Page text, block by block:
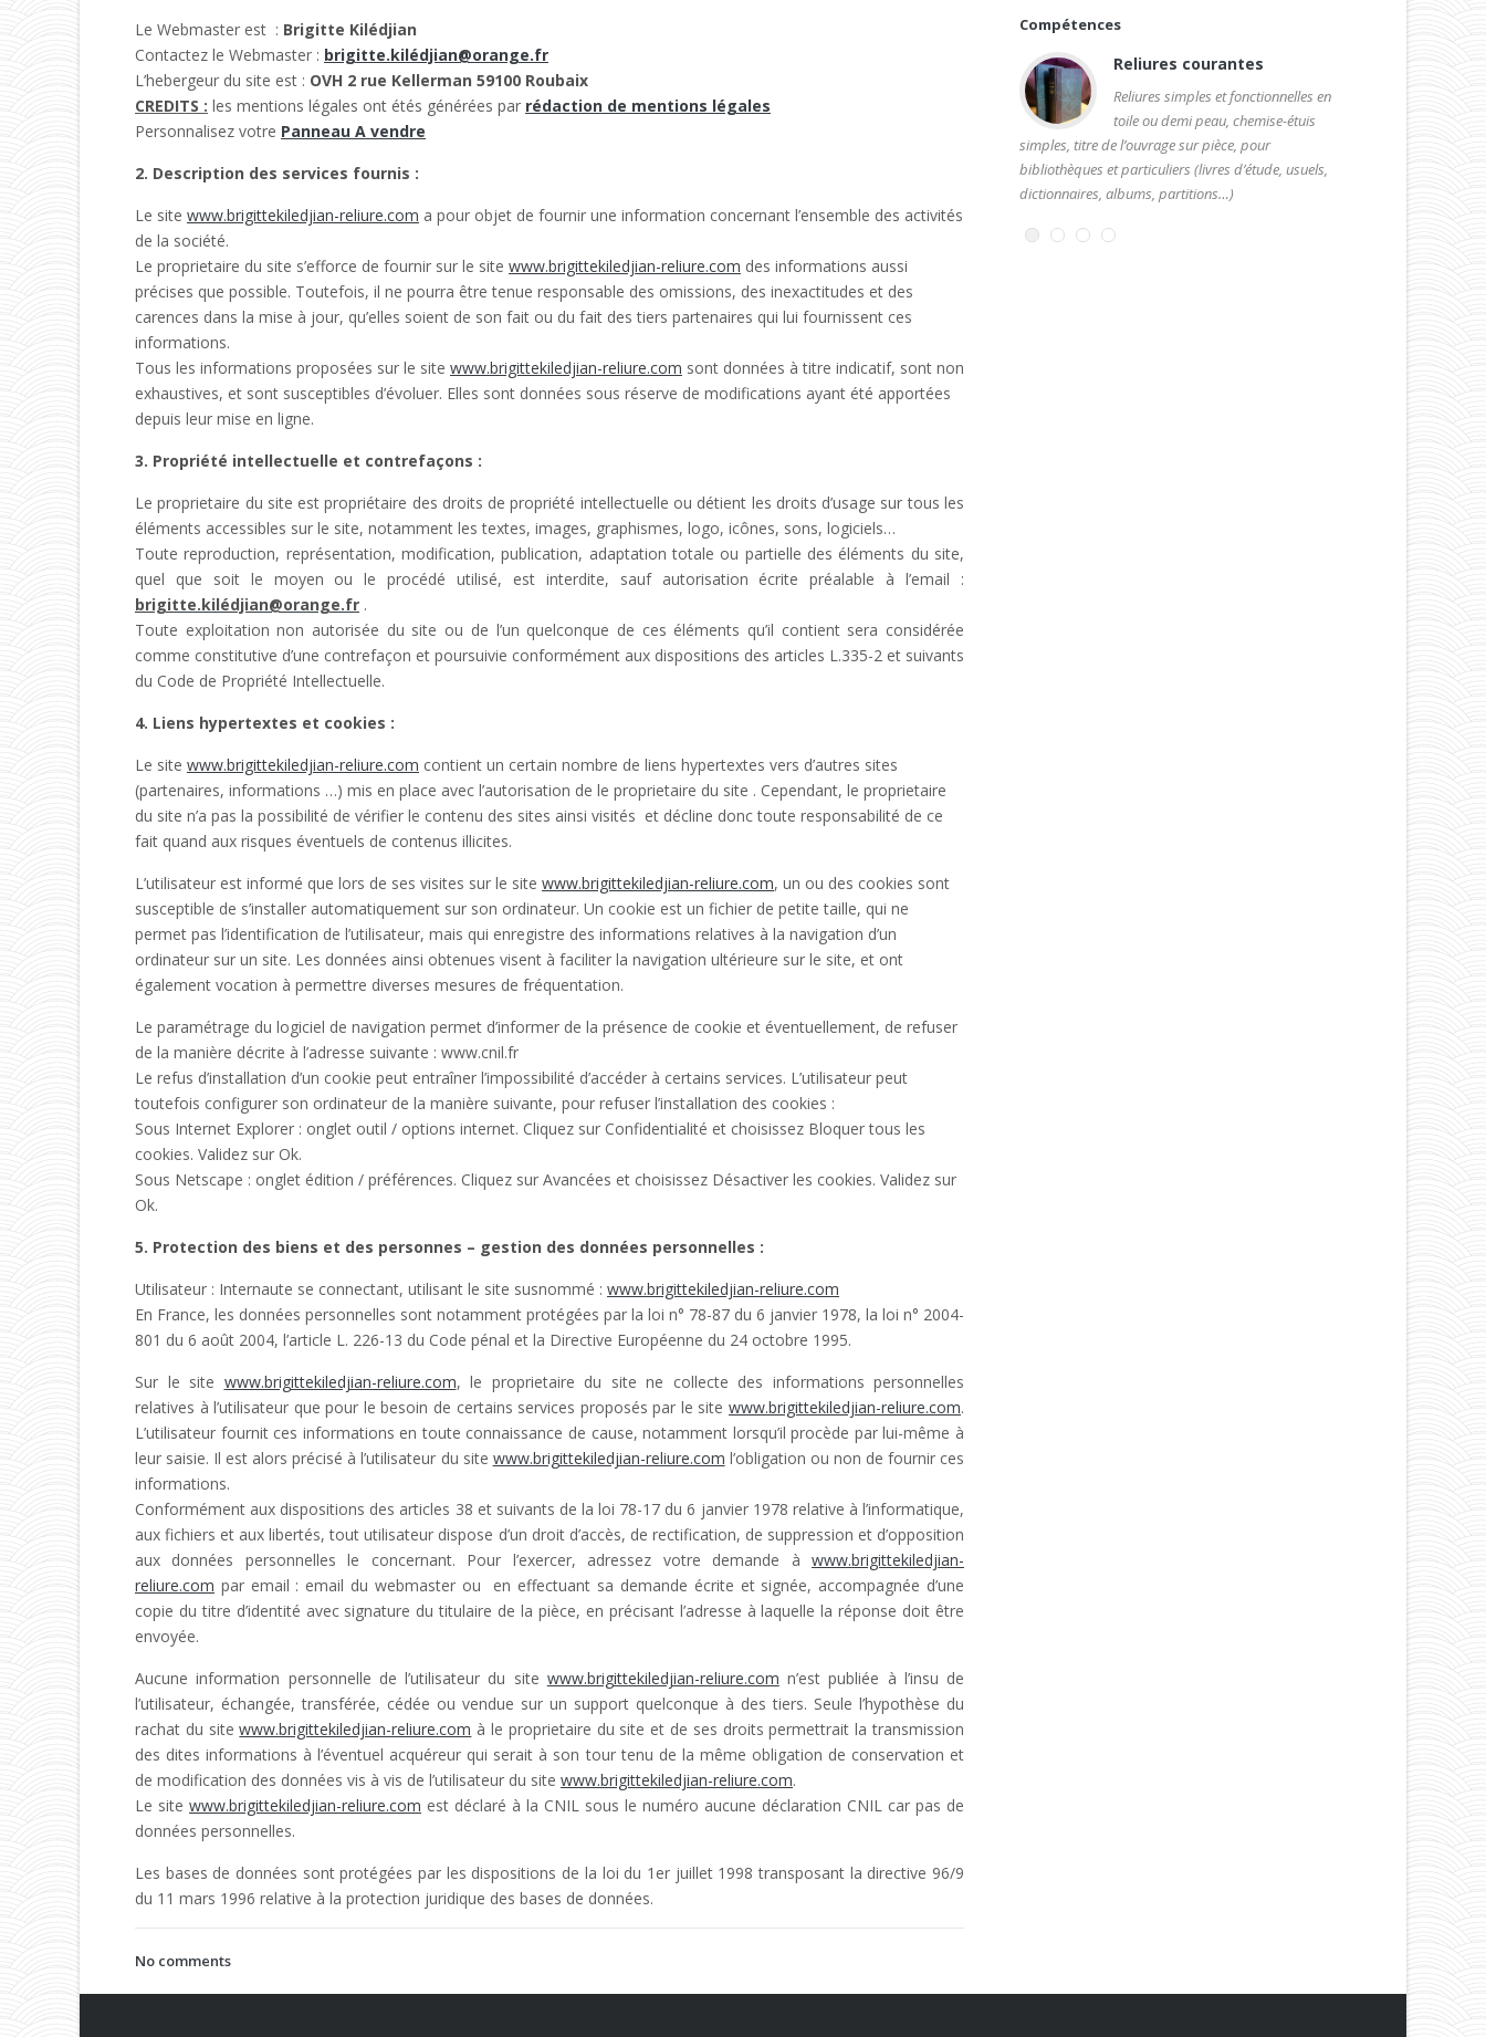
Le Webmaster est : Brigitte Kilédjian
Contactez le Webmaster : brigitte.kilédjian@orange.fr
L’hebergeur du site est : OVH 2 rue Kellerman 59100 Roubaix
CREDITS : les mentions légales ont étés générées par rédaction de mentions légales
Personnalisez votre Panneau A vendre
2. Description des services fournis :
Le site www.brigittekiledjian-reliure.com a pour objet de fournir une information concernant l’ensemble des activités
de la société.
Le proprietaire du site s’efforce de fournir sur le site www.brigittekiledjian-reliure.com des informations aussi
précises que possible. Toutefois, il ne pourra être tenue responsable des omissions, des inexactitudes et des
carences dans la mise à jour, qu’elles soient de son fait ou du fait des tiers partenaires qui lui fournissent ces
informations.
Tous les informations proposées sur le site www.brigittekiledjian-reliure.com sont données à titre indicatif, sont non
exhaustives, et sont susceptibles d’évoluer. Elles sont données sous réserve de modifications ayant été apportées
depuis leur mise en ligne.
3. Propriété intellectuelle et contrefaçons :
Le proprietaire du site est propriétaire des droits de propriété intellectuelle ou détient les droits d’usage sur tous les
éléments accessibles sur le site, notamment les textes, images, graphismes, logo, icônes, sons, logiciels…
Toute reproduction, représentation, modification, publication, adaptation totale ou partielle des éléments du site,
quel que soit le moyen ou le procédé utilisé, est interdite, sauf autorisation écrite préalable à l’email :
brigitte.kilédjian@orange.fr .
Toute exploitation non autorisée du site ou de l’un quelconque de ces éléments qu’il contient sera considérée
comme constitutive d’une contrefaçon et poursuivie conformément aux dispositions des articles L.335-2 et suivants
du Code de Propriété Intellectuelle.
4. Liens hypertextes et cookies :
Le site www.brigittekiledjian-reliure.com contient un certain nombre de liens hypertextes vers d’autres sites
(partenaires, informations …) mis en place avec l’autorisation de le proprietaire du site . Cependant, le proprietaire
du site n’a pas la possibilité de vérifier le contenu des sites ainsi visités et décline donc toute responsabilité de ce
fait quand aux risques éventuels de contenus illicites.
L’utilisateur est informé que lors de ses visites sur le site www.brigittekiledjian-reliure.com, un ou des cookies sont
susceptible de s’installer automatiquement sur son ordinateur. Un cookie est un fichier de petite taille, qui ne
permet pas l’identification de l’utilisateur, mais qui enregistre des informations relatives à la navigation d’un
ordinateur sur un site. Les données ainsi obtenues visent à faciliter la navigation ultérieure sur le site, et ont
également vocation à permettre diverses mesures de fréquentation.
Le paramétrage du logiciel de navigation permet d’informer de la présence de cookie et éventuellement, de refuser
de la manière décrite à l’adresse suivante : www.cnil.fr
Le refus d’installation d’un cookie peut entraîner l’impossibilité d’accéder à certains services. L’utilisateur peut
toutefois configurer son ordinateur de la manière suivante, pour refuser l’installation des cookies :
Sous Internet Explorer : onglet outil / options internet. Cliquez sur Confidentialité et choisissez Bloquer tous les
cookies. Validez sur Ok.
Sous Netscape : onglet édition / préférences. Cliquez sur Avancées et choisissez Désactiver les cookies. Validez sur
Ok.
5. Protection des biens et des personnes – gestion des données personnelles :
Utilisateur : Internaute se connectant, utilisant le site susnommé : www.brigittekiledjian-reliure.com
En France, les données personnelles sont notamment protégées par la loi n° 78-87 du 6 janvier 1978, la loi n° 2004-
801 du 6 août 2004, l’article L. 226-13 du Code pénal et la Directive Européenne du 24 octobre 1995.
Sur le site www.brigittekiledjian-reliure.com, le proprietaire du site ne collecte des informations personnelles
relatives à l’utilisateur que pour le besoin de certains services proposés par le site www.brigittekiledjian-reliure.com.
L’utilisateur fournit ces informations en toute connaissance de cause, notamment lorsqu’il procède par lui-même à
leur saisie. Il est alors précisé à l’utilisateur du site www.brigittekiledjian-reliure.com l’obligation ou non de fournir ces
informations.
Conformément aux dispositions des articles 38 et suivants de la loi 78-17 du 6 janvier 1978 relative à l’informatique,
aux fichiers et aux libertés, tout utilisateur dispose d’un droit d’accès, de rectification, de suppression et d’opposition
aux données personnelles le concernant. Pour l’exercer, adressez votre demande à www.brigittekiledjian-
reliure.com par email : email du webmaster ou en effectuant sa demande écrite et signée, accompagnée d’une
copie du titre d’identité avec signature du titulaire de la pièce, en précisant l’adresse à laquelle la réponse doit être
envoyée.
Aucune information personnelle de l’utilisateur du site www.brigittekiledjian-reliure.com n’est publiée à l’insu de
l’utilisateur, échangée, transférée, cédée ou vendue sur un support quelconque à des tiers. Seule l’hypothèse du
rachat du sitewww.brigittekiledjian-reliure.com à le proprietaire du site et de ses droits permettrait la transmission
des dites informations à l’éventuel acquéreur qui serait à son tour tenu de la même obligation de conservation et
de modification des données vis à vis de l’utilisateur du site www.brigittekiledjian-reliure.com.
Le site www.brigittekiledjian-reliure.com est déclaré à la CNIL sous le numéro aucune déclaration CNIL car pas de
données personnelles.
Les bases de données sont protégées par les dispositions de la loi du 1er juillet 1998 transposant la directive 96/9
du 11 mars 1996 relative à la protection juridique des bases de données.
No comments
Compétences
réversibles. Intervention adaptée au cas par cas.
Reliures courantes
Reliures simples et fonctionnelles en
toile ou demi peau, chemise-étuis
simples, titre de l’ouvrage sur pièce, pour
bibliothèques et particuliers (livres d’étude, usuels,
dictionnaires, albums, partitions…)
Tranchefiles main.